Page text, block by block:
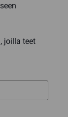
joilla teet